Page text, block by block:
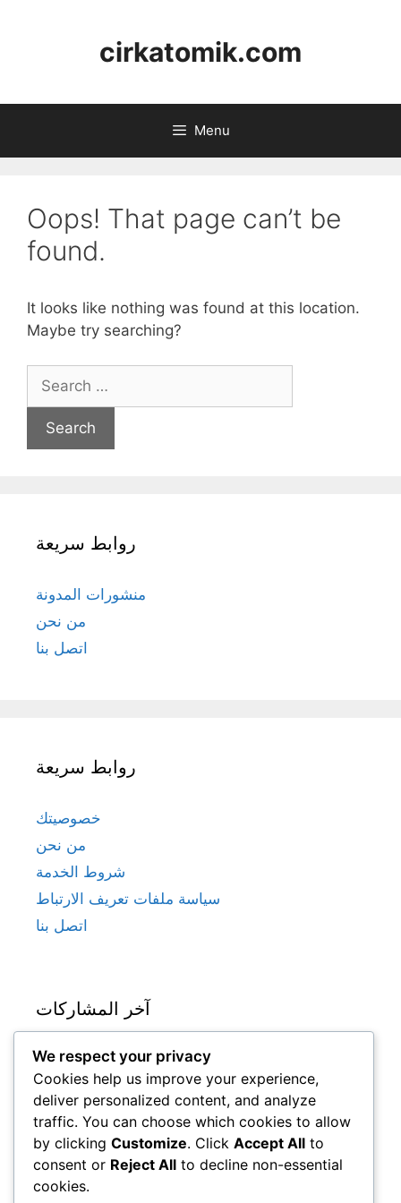
cirkatomik.com
Menu
Oops! That page can’t be
found.
It looks like nothing was found at this location.
Maybe try searching?
for:
روابط سريعة
منشورات المدونة
من نحن
اتصل بنا
روابط سريعة
خصوصيتك
من نحن
شروط الخدمة
سياسة ملفات تعريف الارتباط
اتصل بنا
آخر المشاركات
مقاييس أداء لاعبي كرة القدم التشيكيين في
الدوريات المحلية
أفضل لاعبي كرة القدم الكوريين الجنوبيين من حيث
الأهداف والمساعدات في مسيرتهم المهنية
أفضل لاعبي كرة القدم الأوكرانيين حسب مقاييس
أداء المباريات
We respect your privacy
Cookies help us improve your experience,
deliver personalized content, and analyze
traffic. You can choose which cookies to allow
by clicking Customize. Click Accept All to
consent or Reject All to decline non-essential
cookies.